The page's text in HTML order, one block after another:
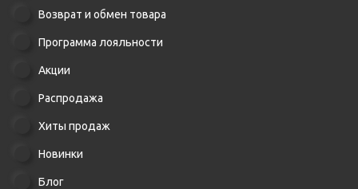
Возврат и обмен товара
Программа лояльности
Акции
Распродажа
Хиты продаж
Новинки
Блог